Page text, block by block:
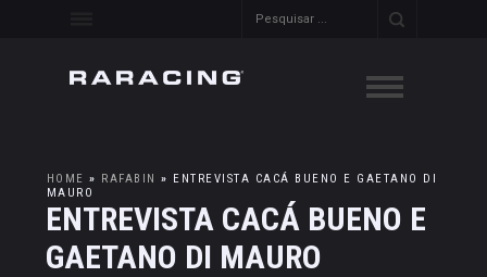
HOME » RAFABIN » ENTREVISTA CACÁ BUENO E GAETANO DI
MAURO
ENTREVISTA CACÁ BUENO E
GAETANO DI MAURO